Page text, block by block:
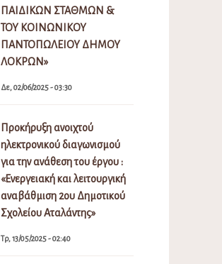
ΠΑΙΔΙΚΩΝ ΣΤΑΘΜΩΝ &
ΤΟΥ ΚΟΙΝΩΝΙΚΟΥ
ΠΑΝΤΟΠΩΛΕΙΟΥ ΔΗΜΟΥ
ΛΟΚΡΩΝ»
Δε, 02/06/2025 - 03:30
Προκήρυξη ανοιχτού
ηλεκτρονικού διαγωνισμού
για την ανάθεση του έργου :
«Ενεργειακή και λειτουργική
αναβάθμιση 2ου Δημοτικού
Σχολείου Αταλάντης»
Τρ, 13/05/2025 - 02:40